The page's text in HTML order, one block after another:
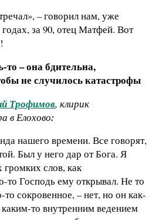
– говорил нам, уже
за 90, отец Матфей. Вот
то – она бдительна,
не случилось катастрофы
Трофимов, клирик
в Елохово:
нашего времени. Все говорят,
Был у него дар от Бога. Я
громких слов, как
то Господь ему открывал. Не то
сокровенное, – нет, но он как-
то внутренним ведением